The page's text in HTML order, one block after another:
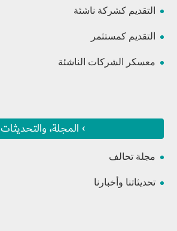
التقديم كشركة ناشئة
التقديم كمستثمر
معسكر الشركات الناشئة
› المجلة، والتحديثات
مجلة تحالف
تحديثاتنا وأخبارنا